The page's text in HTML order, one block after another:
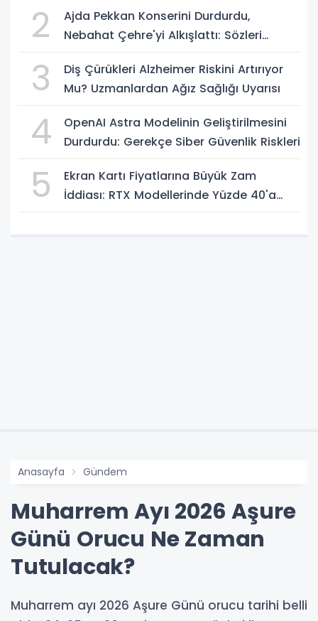
2
Ajda Pekkan Konserini Durdurdu,
Nebahat Çehre'yi Alkışlattı: Sözleri
3
Diş Çürükleri Alzheimer Riskini Artırıyor
Mu? Uzmanlardan Ağız Sağlığı Uyarısı
4
OpenAI Astra Modelinin Geliştirilmesini
Durdurdu: Gerekçe Siber Güvenlik Riskleri
5
Ekran Kartı Fiyatlarına Büyük Zam
İddiası: RTX Modellerinde Yüzde 40'a
Anasayfa Gündem
Muharrem Ayı 2026 Aşure
Günü Orucu Ne Zaman
Tutulacak?
Muharrem ayı 2026 Aşure Günü orucu tarihi belli